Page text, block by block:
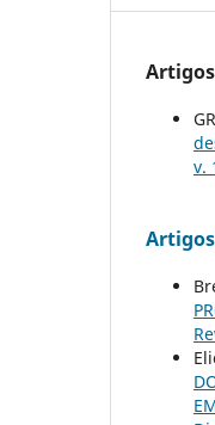
v.